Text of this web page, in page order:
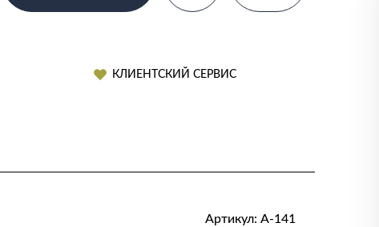
КЛИЕНТСКИЙ СЕРВИС
Артикул:А-141